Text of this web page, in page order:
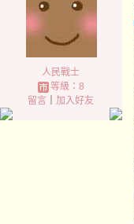
人民戰士
等級：8
留言 ｜加入好友